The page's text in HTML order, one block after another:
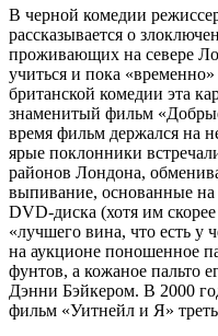
В черной комедии
рассказывается о
проживающих на севере
учиться и пока
британской комедии эта
знаменитый фильм
время фильм держался на
ярые поклонники
районов Лондона,
выпивание, основанные
DVD-диска (хотя им
«лучшего вина, что есть у
на аукционе поношенное
фунтов, а кожаное пальто
Дэнни Бэйкером. В 2000
фильм «Уитнейл и Я»